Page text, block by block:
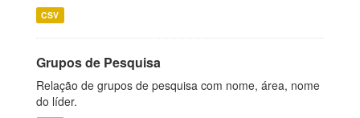
CSV
Grupos de Pesquisa
Relação de grupos de pesquisa com nome, área, nome
do líder.